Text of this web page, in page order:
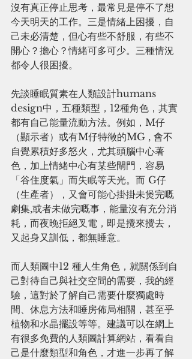
沒有真正停止思考，最常見是停不了想
今天明天的工作。三是情緒上困擾，自
己未必清楚，但心有些不舒服，有些不
開心？擔心？情緒可多可少。三種情況
都令人很困擾。
先談睡眠質素在人類設計humans
design中，五種類型，12種角色，其實
都有自己能量流動方法。例如，M仔
（顯示者）或有M仔特徵的MG , 會不
自覺累積好多怒火，尤其頭腦中心著
色，加上情緒中心有某些閘門，容易
「谷住度氣」而失眠等天光。而 G仔
（生產者），又會可能心掛掛未煲完嘅
劇集,或者未做完嘅事，能量沒有充分消
耗，而夜晚拒絕叉電，即是攪來攪去，
又起身又訓低，都無睡意。
而人類圖中12 種人生角色，就關係到自
己對待自己與社交空間的需要，我的經
驗，這對於了解自己需要什麼獨處時
間、休息方法和睡房佈局相關，甚至乎
植物和水晶擺設等等。建議可以在網上
有很多免費的人類圖計算網站，看看自
己是什麼類型和角色，才進一步再了解